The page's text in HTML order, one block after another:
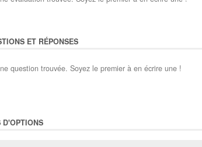
ET RÉPONSES
question trouvée. Soyez le premier à en écrire une !
D'OPTIONS